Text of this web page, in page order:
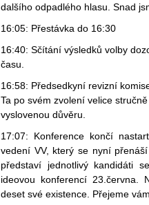
dalšího odpadlého hlasu. Snad
16:05: Přestávka do 16:30
16:40: Sčítání výsledků volby
času.
16:58: Předsedkyní revizní
Ta po svém zvolení velice
vyslovenou důvěru.
17:07: Konference končí
vedení VV, který se nyní
představí jednotlivý kandidáti
ideovou konferencí 23.června.
deset své existence. Přejeme